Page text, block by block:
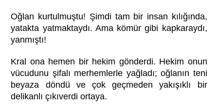
Oğlan kurtulmuştu! Şimdi tam bir insan kılığında,
yatakta yatmaktaydı. Ama kömür gibi kapkaraydı,
yanmıştı!
Kral ona hemen bir hekim gönderdi. Hekim onun
vücudunu şifalı merhemlerle yağladı; oğlanın teni
beyaza döndü ve çok geçmeden yakışıklı bir
delikanlı çıkıverdi ortaya.